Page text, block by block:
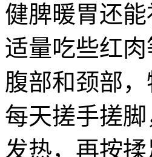
健脾暖胃还
适量吃些红
腹部和颈部
每天搓手搓
发热，再按